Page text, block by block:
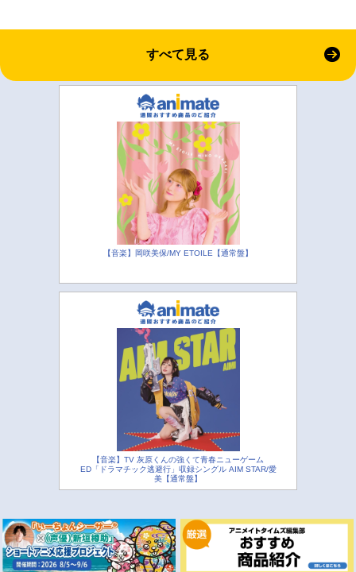
すべて見る
【音楽】岡咲美保/MY ETOILE【通常盤】
【音楽】TV 灰原くんの強くて青春ニューゲーム
ED「ドラマチック逃避行」収録シングル AIM STAR/愛
美【通常盤】